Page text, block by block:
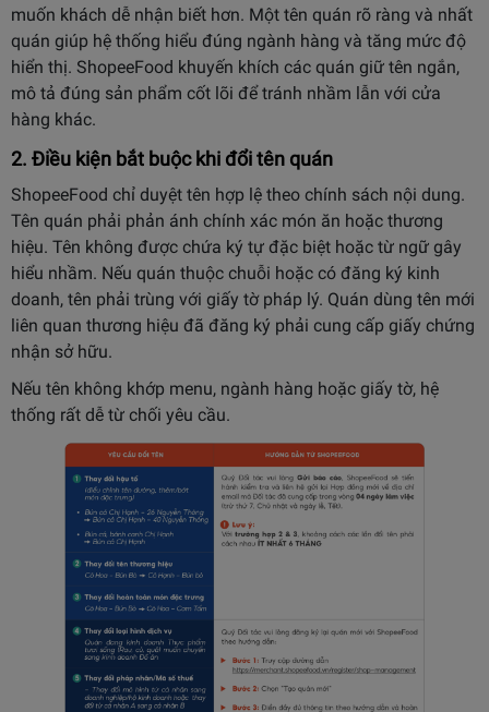
muốn khách dễ nhận biết hơn. Một tên quán rõ ràng và nhất
quán giúp hệ thống hiểu đúng ngành hàng và tăng mức độ
hiển thị. ShopeeFood khuyến khích các quán giữ tên ngắn,
mô tả đúng sản phẩm cốt lõi để tránh nhầm lẫn với cửa
hàng khác.
2. Điều kiện bắt buộc khi đổi tên quán
ShopeeFood chỉ duyệt tên hợp lệ theo chính sách nội dung.
Tên quán phải phản ánh chính xác món ăn hoặc thương
hiệu. Tên không được chứa ký tự đặc biệt hoặc từ ngữ gây
hiểu nhầm. Nếu quán thuộc chuỗi hoặc có đăng ký kinh
doanh, tên phải trùng với giấy tờ pháp lý. Quán dùng tên mới
liên quan thương hiệu đã đăng ký phải cung cấp giấy chứng
nhận sở hữu.
Nếu tên không khớp menu, ngành hàng hoặc giấy tờ, hệ
thống rất dễ từ chối yêu cầu.